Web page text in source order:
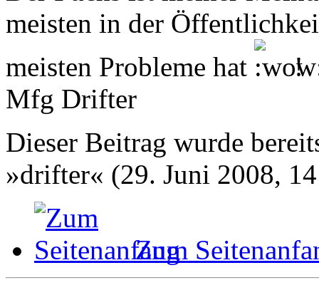
meisten in der
meisten Probleme hat
!
Mfg Drifter
Dieser Beitrag wurde
»drifter« (29. Juni 2008,
Zum